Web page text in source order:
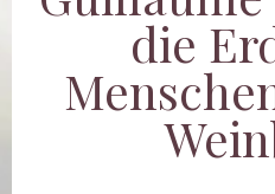
die